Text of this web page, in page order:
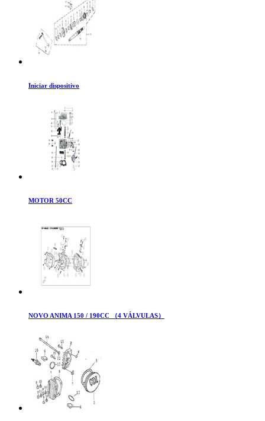
Iniciar dispositivo
MOTOR 50CC
NOVO ANIMA 150 / 190CC （4 VÁLVULAS）